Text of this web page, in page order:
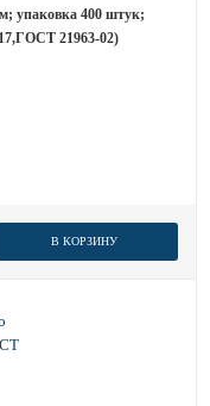
упаковка 400 штук;
21963-02)
В КОРЗИНУ